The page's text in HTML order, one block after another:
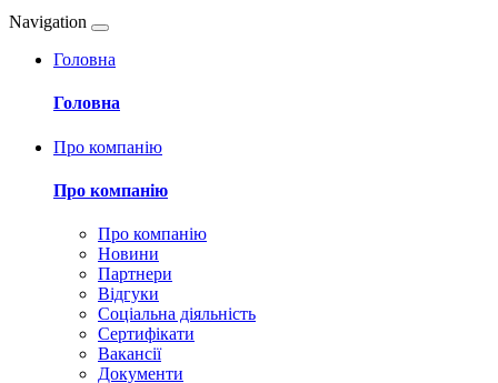
Navigation
Головна
Головна
Про компанію
Про компанію
Про компанію
Новини
Партнери
Відгуки
Соціальна діяльність
Сертифікати
Вакансії
Документи